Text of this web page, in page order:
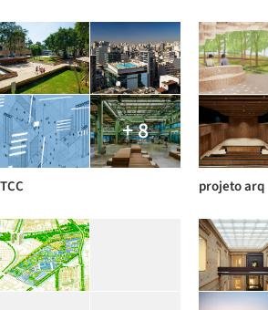
+ 8
TCC projeto arq